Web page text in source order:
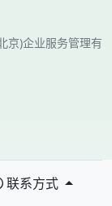
)企业服务管理有
联系方式